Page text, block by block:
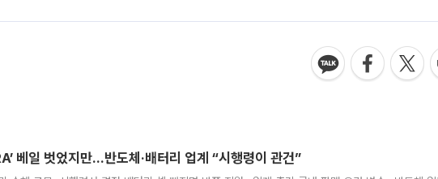
베일 벗었지만…반도체·배터리 업계 “시행령이 관건”